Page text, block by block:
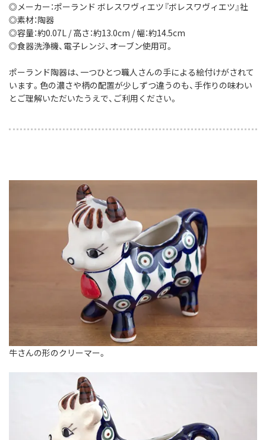
◎メーカー：ポーランド ボレスワヴィエツ『ボレスワヴィエツ』社
◎素材：陶器
◎容量：約0.07L / 高さ：約13.0cm / 幅：約14.5cm
◎食器洗浄機、電子レンジ、オーブン使用可。
ポーランド陶器は、一つひとつ職人さんの手による絵付けがされて
います。色の濃さや柄の配置が少しずつ違うのも、手作りの味わい
とご理解いただいたうえで、ご利用ください。
牛さんの形のクリーマー。